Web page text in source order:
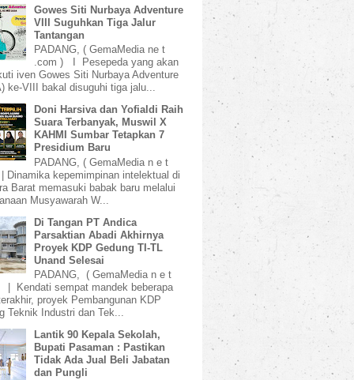
Gowes Siti Nurbaya Adventure
VIII Suguhkan Tiga Jalur
Tantangan
PADANG, ( GemaMedia ne t
.com ) I Pesepeda yang akan
iven Gowes Siti Nurbaya Adventure
ke-VIII bakal disuguhi tiga jalu...
Doni Harsiva dan Yofialdi Raih
Suara Terbanyak, Muswil X
KAHMI Sumbar Tetapkan 7
Presidium Baru
PADANG, ( GemaMedia n e t
Dinamika kepemimpinan intelektual di
Barat memasuki babak baru melalui
Musyawarah W...
Di Tangan PT Andica
Parsaktian Abadi Akhirnya
Proyek KDP Gedung TI-TL
Unand Selesai
PADANG, ( GemaMedia n e t
Kendati sempat mandek beberapa
proyek Pembangunan KDP
Teknik Industri dan Tek...
Lantik 90 Kepala Sekolah,
Bupati Pasaman : Pastikan
Tidak Ada Jual Beli Jabatan
dan Pungli